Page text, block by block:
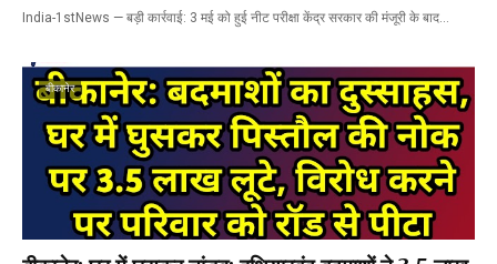
India-1stNews ​— बड़ी कार्रवाई: 3 मई को हुई नीट परीक्षा केंद्र सरकार की मंजूरी के बाद…
बीकानेर